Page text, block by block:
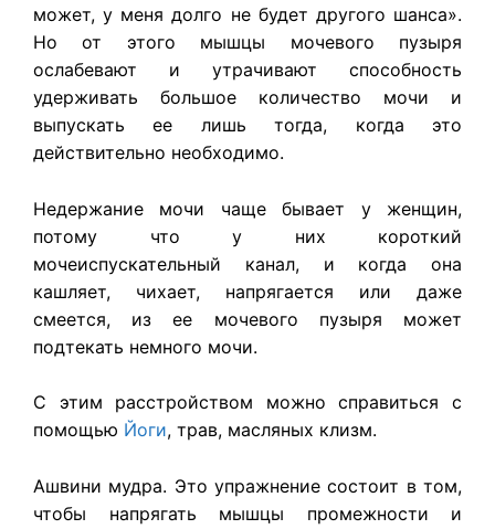
может, у меня долго не будет другого шанса».
Но от этого мышцы мочевого пузыря
ослабевают и утрачивают способность
удерживать большое количество мочи и
выпускать ее лишь тогда, когда это
действительно необходимо.
Недержание мочи чаще бывает у женщин,
потому что у них короткий
мочеиспускательный канал, и когда она
кашляет, чихает, напрягается или даже
смеется, из ее мочевого пузыря может
подтекать немного мочи.
С этим расстройством можно справиться с
помощью Йоги, трав, масляных клизм.
Ашвини мудра. Это упражнение состоит в том,
чтобы напрягать мышцы промежности и